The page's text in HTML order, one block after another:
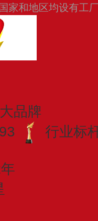
家和地区均设有工
品牌
行业标